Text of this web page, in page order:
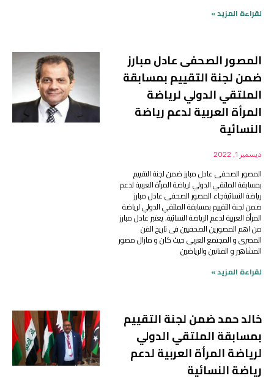
لقراءة المزيد »
المصور الصحفى عادل مبارز
ضمن لجنة التقييم بمسابقة
الملتقي الدولي لرياضة
المرأة العربية لدعم رياضة
النسائية
ديسمبر 1, 2022
المصور الصحفى عادل مبارز ضمن لجنة التقييم
بمسابقة الملتقي الدولي لرياضة المرأة العربية لدعم
رياضة النسائيةجاء المصور الصحفى عادل مبارز
ضمن لجنة التقييم بمسابقة الملتقي الدولي لرياضة
المرأة العربية لدعم الرياضة النسائية، يعتبر عادل مبارز
من اهم المصورين الصحفيين فى تاريخ الفن
المصرى و المجتمع العربى حيث كان و مازال مصور
المشاهير و الفنانين والرياضين
لقراءة المزيد »
خالد حمد ضمن لجنة التقييم
بمسابقة الملتقي الدولي
لرياضة المرأة العربية لدعم
رياضة النسائية